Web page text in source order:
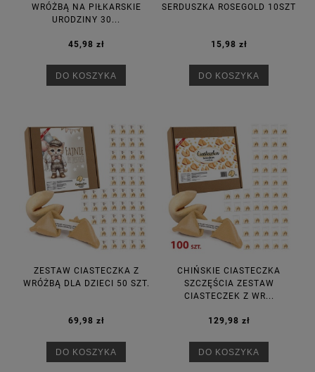
WRÓŻBĄ NA PIŁKARSKIE
URODZINY 30...
45,98 zł
DO KOSZYKA
SERDUSZKA ROSEGOLD 10SZT
15,98 zł
DO KOSZYKA
ZESTAW CIASTECZKA Z
WRÓŻBĄ DLA DZIECI 50 SZT.
69,98 zł
DO KOSZYKA
CHIŃSKIE CIASTECZKA
SZCZĘŚCIA ZESTAW
CIASTECZEK Z WR...
129,98 zł
DO KOSZYKA